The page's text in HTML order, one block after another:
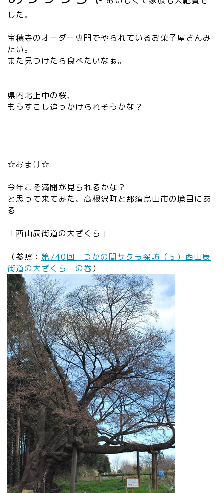
した。
宝積寺のオーダー専門でやられているお菓子屋さんみ
たい。
また見つけたら食べたいなぁ。
県内北上中の桜、
もうすこし追っかけられそうかな？
☆おまけ☆
今年こそ満開が見られるかな？
と思って来てみた、高根沢町と那須烏山市の境目にあ
る
「西山辰街道の大ざくら」
（参照： 第740回 つかの間サクラ探訪（５）西山辰
街道の大ざくら の巻）